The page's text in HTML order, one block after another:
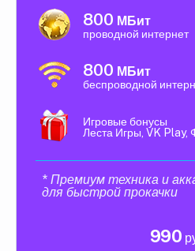
800 МБит
проводной интернет
800 МБит
беспроводной
Игровые бонусы
Леста Игры, VK Play,
* Премиум техника и
для быстрой прокачки
990